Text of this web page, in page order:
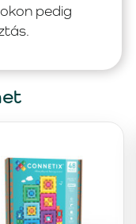
pedig